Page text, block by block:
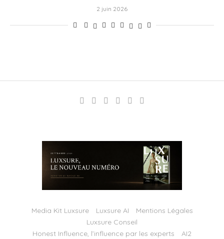
2 juin 2026
Media Kit Luxsure Luxsure AI
Mentions Légales
Luxsure Conseil
Honest Influence, l’influence par les experts
AI2